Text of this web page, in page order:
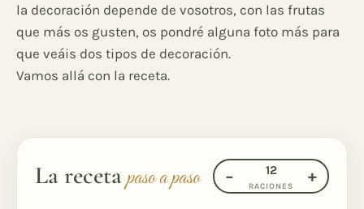
la decoración depende de vosotros, con las frutas
que más os gusten, os pondré alguna foto más para
que veáis dos tipos de decoración.
Vamos allá con la receta.
La recetapaso a paso − 12
RACIONES
+